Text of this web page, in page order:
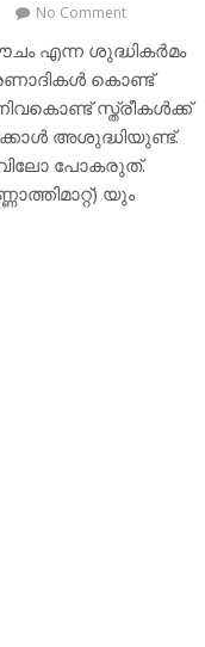
No Comment
എന്ന ശുദ്ധികര്‍മം
കൊണ്ട്
സ്ത്രീകള്‍ക്ക്
അശുദ്ധിയുണ്ട്.
പോകരുത്.
യും